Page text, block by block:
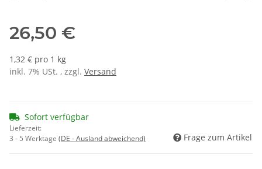
26,50 €
1,32 € pro 1 kg
inkl. 7% USt. , zzgl. Versand
Sofort verfügbar
Lieferzeit:
3 - 5 Werktage (DE - Ausland abweichend) Frage zum Artikel